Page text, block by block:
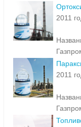
2011
2011